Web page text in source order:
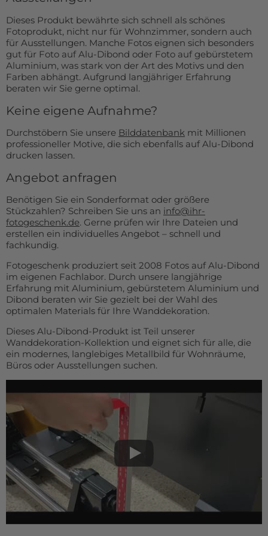
Dieses Produkt bewährte sich schnell als schönes
Fotoprodukt, nicht nur für Wohnzimmer, sondern auch
für Ausstellungen. Manche Fotos eignen sich besonders
gut für Foto auf Alu-Dibond oder Foto auf gebürstetem
Aluminium, was stark von der Art des Motivs und den
Farben abhängt. Aufgrund langjähriger Erfahrung
beraten wir Sie gerne optimal.
Keine eigene Aufnahme?
Durchstöbern Sie unsere Bilddatenbank mit Millionen
professioneller Motive, die sich ebenfalls auf Alu-Dibond
drucken lassen.
Angebot anfragen
Benötigen Sie ein Sonderformat oder größere
Stückzahlen? Schreiben Sie uns an info@ihr-
fotogeschenk.de. Gerne prüfen wir Ihre Dateien und
erstellen ein individuelles Angebot – schnell und
fachkundig.
Fotogeschenk produziert seit 2008 Fotos auf Alu-Dibond
im eigenen Fachlabor. Durch unsere langjährige
Erfahrung mit Aluminium, gebürstetem Aluminium und
Dibond beraten wir Sie gezielt bei der Wahl des
optimalen Materials für Ihre Wanddekoration.
Dieses Alu-Dibond-Produkt ist Teil unserer
Wanddekoration-Kollektion und eignet sich für alle, die
ein modernes, langlebiges Metallbild für Wohnräume,
Büros oder Ausstellungen suchen.